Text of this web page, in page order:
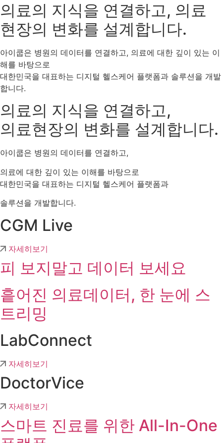
의료의 지식을 연결하고, 의료
현장의 변화를 설계합니다.
아이쿱은 병원의 데이터를 연결하고, 의료에 대한 깊이 있는 이
해를 바탕으로
대한민국을 대표하는 디지털 헬스케어 플랫폼과 솔루션을 개발
합니다.
의료의 지식을 연결하고,
의료현장의 변화를 설계합니다.
아이쿱은 병원의 데이터를 연결하고,
의료에 대한 깊이 있는 이해를 바탕으로
대한민국을 대표하는 디지털 헬스케어 플랫폼과
솔루션을 개발합니다.
CGM Live
자세히보기
피 보지말고 데이터 보세요
흩어진 의료데이터, 한 눈에 스
트리밍
LabConnect
자세히보기
DoctorVice
자세히보기
스마트 진료를 위한 All-In-One